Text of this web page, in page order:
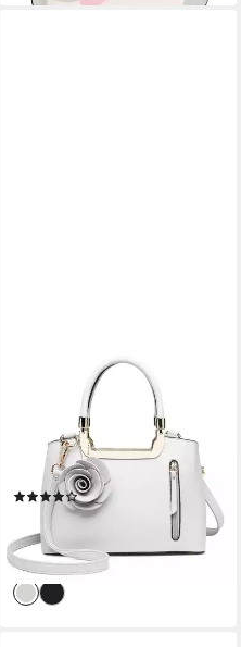
Handtasche Damen Blumen-
Design Henkeltasche aus
Kunstleder Elegante
Umhängetasche
(9)
35,25 € 51,24 €
-31%
lieferbar - in 2-3 Werktagen bei dir